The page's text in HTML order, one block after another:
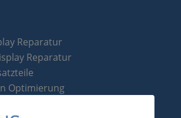
Reparatur
Reparatur
Optimierung
Erweiterung